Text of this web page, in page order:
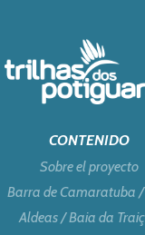
CONTENIDO
Sobre el proyecto
Barra de Camaratuba
Aldeas / Baia da